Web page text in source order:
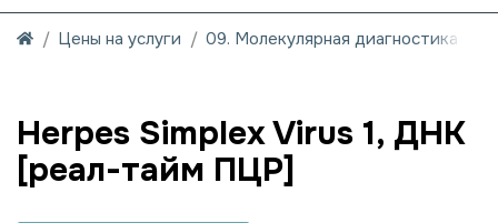
Цены на услуги 09. Молекулярная диагностика
Herpes Simplex Virus 1, ДНК
[реал-тайм ПЦР]